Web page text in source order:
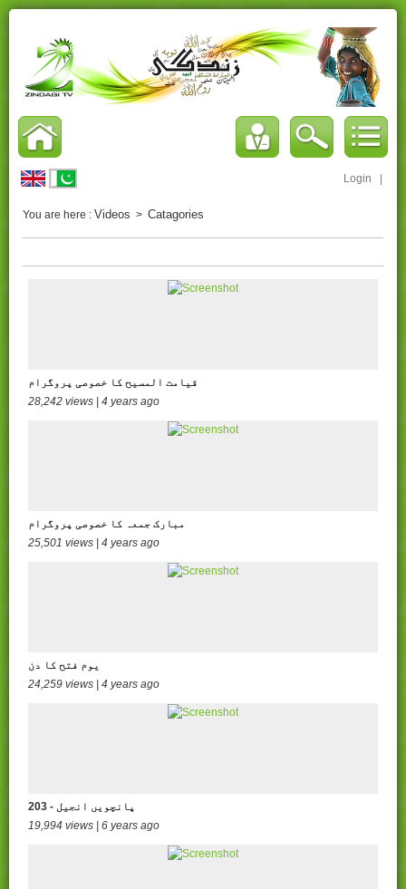
Login
You are here : Videos > Catagories
قیامت المسیح کا خصوصی پروگرام
28,242 views | 4 years ago
مبارک جمعہ کا خصوصی پروگرام
25,501 views | 4 years ago
یوم فتح کا دن
24,259 views | 4 years ago
203 - پانچویں انجیل
19,994 views | 6 years ago